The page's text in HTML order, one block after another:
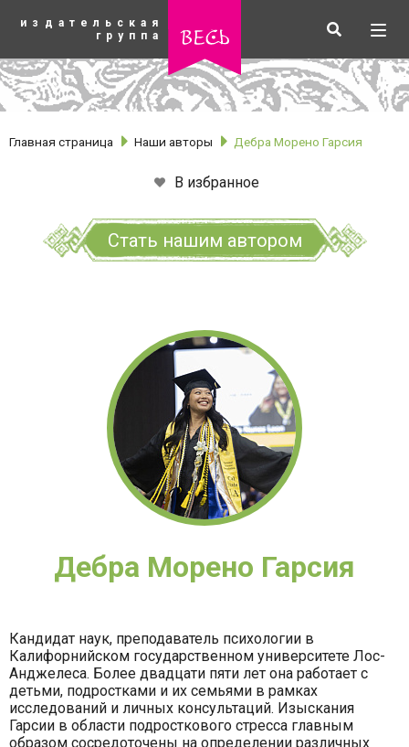
основному
издательская
группа
весь Искать
рубрики
Главная страница Наши авторы Дебра Морено Гарсия
В избранное
Стать нашим автором
Дебра Морено Гарсия
Кандидат наук, преподаватель психологии в
Калифорнийском государственном университете Лос-
Анджелеса. Более двадцати пяти лет она работает с
детьми, подростками и их семьями в рамках
исследований и личных консультаций. Изыскания
Гарсии в области подросткового стресса главным
образом сосредоточены на определении различных